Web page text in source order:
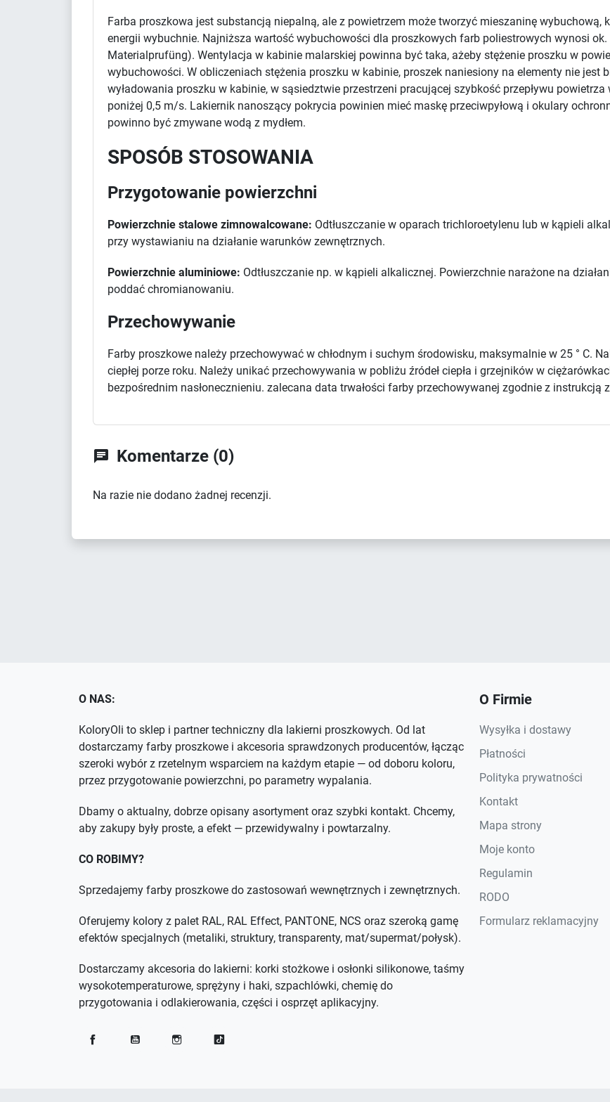
Farba proszkowa jest substancją niepalną, ale z powietrzem może tworzyć mieszaninę wybuchową,
energii wybuchnie. Najniższa wartość wybuchowości dla proszkowych farb poliestrowych wynosi
Materialprufüng). Wentylacja w kabinie malarskiej powinna być taka, ażeby stężenie proszku w
wybuchowości. W obliczeniach stężenia proszku w kabinie, proszek naniesiony na elementy nie jest
wyładowania proszku w kabinie, w sąsiedztwie przestrzeni pracującej szybkość przepływu
poniżej 0,5 m/s. Lakiernik nanoszący pokrycia powinien mieć maskę przeciwpyłową i okulary
powinno być zmywane wodą z mydłem.
SPOSÓB STOSOWANIA
Przygotowanie powierzchni
Powierzchnie stalowe zimnowalcowane: Odtłuszczanie w oparach trichloroetylenu lub w kąpieli
przy wystawianiu na działanie warunków zewnętrznych.
Powierzchnie aluminiowe: Odtłuszczanie np. w kąpieli alkalicznej. Powierzchnie narażone na
poddać chromianowaniu.
Przechowywanie
Farby proszkowe należy przechowywać w chłodnym i suchym środowisku, maksymalnie w 25 ° C.
ciepłej porze roku. Należy unikać przechowywania w pobliżu źródeł ciepła i grzejników w
bezpośrednim nasłonecznieniu. zalecana data trwałości farby przechowywanej zgodnie z instrukcją
 Komentarze (0)
Na razie nie dodano żadnej recenzji.
O NAS:
KoloryOli to sklep i partner techniczny dla lakierni proszkowych. Od lat
dostarczamy farby proszkowe i akcesoria sprawdzonych producentów, łącząc
szeroki wybór z rzetelnym wsparciem na każdym etapie — od doboru koloru,
przez przygotowanie powierzchni, po parametry wypalania.
Dbamy o aktualny, dobrze opisany asortyment oraz szybki kontakt. Chcemy,
aby zakupy były proste, a efekt — przewidywalny i powtarzalny.
CO ROBIMY?
Sprzedajemy farby proszkowe do zastosowań wewnętrznych i zewnętrznych.
Oferujemy kolory z palet RAL, RAL Effect, PANTONE, NCS oraz szeroką gamę
efektów specjalnych (metaliki, struktury, transparenty, mat/supermat/połysk).
Dostarczamy akcesoria do lakierni: korki stożkowe i osłonki silikonowe, taśmy
wysokotemperaturowe, sprężyny i haki, szpachlówki, chemię do
przygotowania i odlakierowania, części i osprzęt aplikacyjny.
O Firmie
Wysyłka i dostawy
Płatności
Polityka prywatności
Kontakt
Mapa strony
Moje konto
Regulamin
RODO
Formularz reklamacyjny